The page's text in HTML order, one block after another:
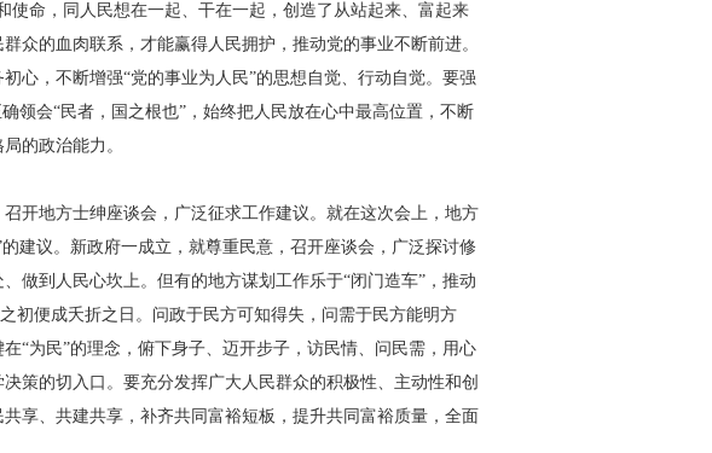
使命，同人民想在一起、干在一起，创造了从站起来、富起来
众的血肉联系，才能赢得人民拥护，推动党的事业不断前进。
心，不断增强“党的事业为人民”的思想自觉、行动自觉。要强
领会“民者，国之根也”，始终把人民放在心中最高位置，不断
的政治能力。
开地方士绅座谈会，广泛征求工作建议。就在这次会上，地方
建议。新政府一成立，就尊重民意，召开座谈会，广泛探讨修
做到人民心坎上。但有的地方谋划工作乐于“闭门造车”，推动
初便成夭折之日。问政于民方可知得失，问需于民方能明方
“为民”的理念，俯下身子、迈开步子，访民情、问民需，用心
策的切入口。要充分发挥广大人民群众的积极性、主动性和创
享、共建共享，补齐共同富裕短板，提升共同富裕质量，全面